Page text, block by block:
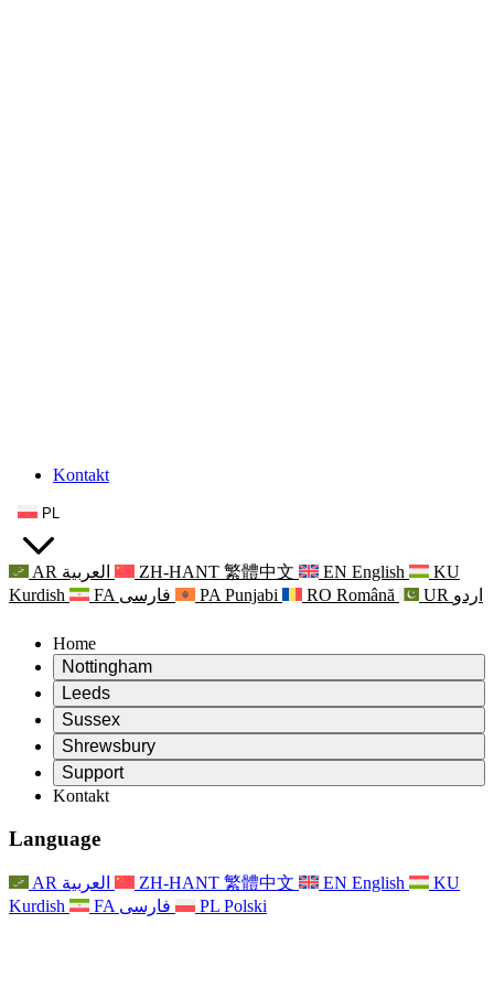
Kontakt
PL
AR العربية ZH-HANT 繁體中文 EN English
KU
Kurdish
FA فارسی PA Punjabi RO Română UR اردو
Home
Nottingham
Review
Przewodniczący Przeglądu
Niezależny zespół recenzentów
Zakres uprawnień
Raport końcowy z niezależnego przeglądu
Często zadawane pytania
Proces przekazywania informacji zwrotnych przez rodzinę
Biuletyny informacyjne
Opt Out
Leeds
Review
Przewodniczący Przeglądu
Niezależny zespół recenzentów
Zakres wymagań i obowiązków
Kontakt
Wsparcie psychologiczne dla rodzin
Aktualizacje dla rodzin
Zdarzenia
For Staff
Wsparcie dla personelu
Sussex
Review
Przewodniczący Przeglądu
Niezależny zespół recenzentów
Zakres uprawnień
For Families
Aktualizacje dla rodzin
Zdarzenia
Shrewsbury
Review
Zakres zadań w zakresie oceny macierzyństwa
Raport końcowy z niezależnego przeglądu
Pierwszy raport z niezależnego przeglądu
For Families
Aktualizacje
Support
Leeds
Nottingham
Rodzinna Służba Wsparcia Psychologicznego
Wsparcie w sytuacjach kryzysowych związanych ze
zdrowiem psychicznym
Usługi regionalne Nottingham
Kontakt
Language
AR العربية ZH-HANT 繁體中文 EN English
KU
Kurdish
FA فارسی PL Polski